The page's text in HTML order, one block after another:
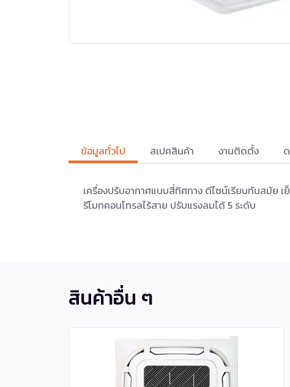
ข้อมูลทั่วไป สเปคสินค้า งานติดตั้ง
เครื่องปรับอากาศแบบสี่ทิศทาง ดีไซน์เรียบทันสมัย
รีโมทคอนโทรลไร้สาย ปรับแรงลมได้ 5 ระดับ
สินค้าอื่น ๆ